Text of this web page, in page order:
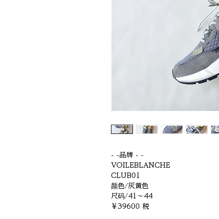
- -品牌 - -
VOILEBLANCHE
CLUB01
颜色/灰黄色
尺码/41～44
￥39600 税